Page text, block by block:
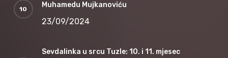
Muhamedu Mujkanoviću
23/09/2024
Sevdalinka u srcu Tuzle: 10. i 11. mjesec